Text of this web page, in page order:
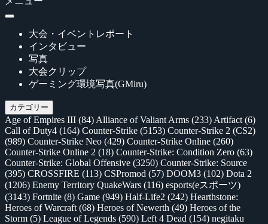
大会・イベントレポート
インタビュー
写真
大会クリップ
ゲーミング環境写真(GMiru)
カテゴリー
Age of Empires III (84) Alliance of Valiant Arms (233) Artifact (6)
Call of Duty4 (164) Counter-Strike (5153) Counter-Strike 2 (CS2)
(989) Counter-Strike Neo (429) Counter-Strike Online (260)
Counter-Strike Online 2 (18) Counter-Strike: Condition Zero (63)
Counter-Strike: Global Offensive (3250) Counter-Strike: Source
(395) CROSSFIRE (113) CSPromod (57) DOOM3 (102) Dota 2
(1206) Enemy Territory QuakeWars (116) esports(eスポーツ)
(3143) Fortnite (8) Game (949) Half-Life2 (242) Hearthstone:
Heroes of Warcraft (68) Heroes of Newerth (49) Heroes of the
Storm (5) League of Legends (590) Left 4 Dead (154) negitaku